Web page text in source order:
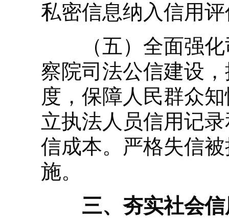
私密信息纳入信用
（五）全面强化
察院司法公信建设
度，保障人民群众
立执法人员信用记
信成本。严格失信
施。
三、夯实社会信